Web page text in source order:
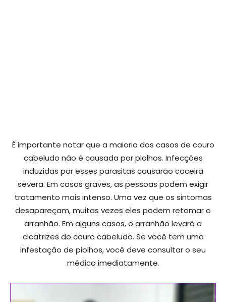
É importante notar que a maioria dos casos de couro
cabeludo não é causada por piolhos. Infecções
induzidas por esses parasitas causarão coceira
severa. Em casos graves, as pessoas podem exigir
tratamento mais intenso. Uma vez que os sintomas
desapareçam, muitas vezes eles podem retomar o
arranhão. Em alguns casos, o arranhão levará a
cicatrizes do couro cabeludo. Se você tem uma
infestação de piolhos, você deve consultar o seu
médico imediatamente.